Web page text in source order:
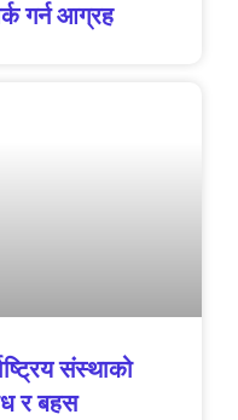
गर्न आग्रह
संस्थाको
र बहस